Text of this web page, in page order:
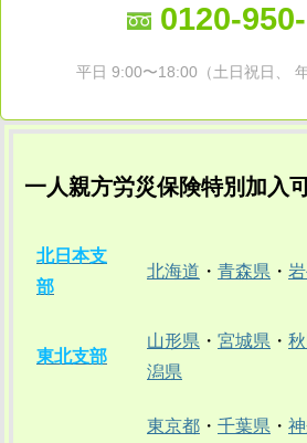
0120-
平日 9:00〜18:00（土日祝日、
一人親方労災保険特別加入
北日本支
部
北海道 ・ 青森県 ・
東北支部
山形県 ・ 宮城県 ・
潟県
東京都 ・ 千葉県 ・